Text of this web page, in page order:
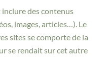
inclure des contenus
images, articles…). Le
sites se comporte de la
se rendait sur cet autre